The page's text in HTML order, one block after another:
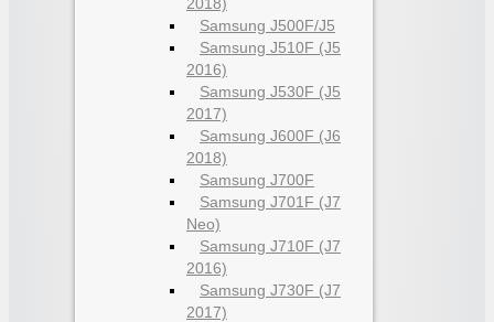
Samsung J500F/J5
Samsung J510F (J5
2016)
Samsung J530F (J5
2017)
Samsung J600F (J6
2018)
Samsung J700F
Samsung J701F (J7
Neo)
Samsung J710F (J7
2016)
Samsung J730F (J7
2017)